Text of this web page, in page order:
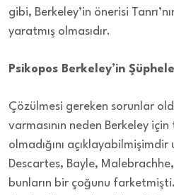
gibi, Berkeley’in önerisi
yaratmış olmasıdır.
Psikopos Berkeley’in
Çözülmesi gereken sorunlar
varmasının neden Berkeley
olmadığını
Descartes, Bayle,
bunların bir çoğunu